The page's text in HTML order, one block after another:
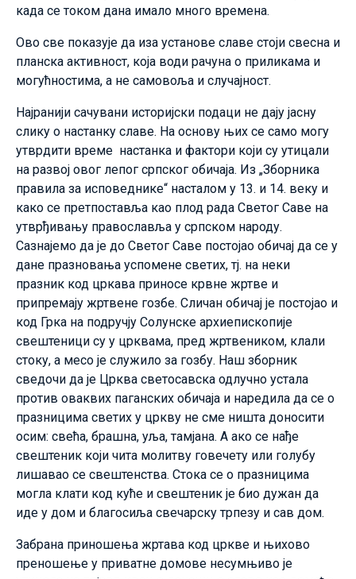
када се током дана имало много времена.
Ово све показује да иза установе славе стоји свесна и
планска активност, која води рачуна о приликама и
могућностима, а не самовоља и случајност.
Најранији сачувани историјски подаци не дају јасну
слику о настанку славе. На основу њих се само могу
утврдити време настанка и фактори који су утицали
на развој овог лепог српског обичаја. Из „Зборника
правила за исповеднике“ насталом у 13. и 14. веку и
како се претпоставља као плод рада Светог Саве на
утврђивању православља у српском народу.
Сазнајемо да је до Светог Саве постојао обичај да се у
дане празновања успомене светих, тј. на неки
празник код цркава приносе крвне жртве и
припремају жртвене гозбе. Сличан обичај је постојао и
код Грка на подручју Солунске архиепископије
свештеници су у црквама, пред жртвеником, клали
стоку, а месо је служило за гозбу. Наш зборник
сведочи да је Црква светосавска одлучно устала
против оваквих паганских обичаја и наредила да се о
празницима светих у цркву не сме ништа доносити
осим: свећа, брашна, уља, тамјана. А ако се нађе
свештеник који чита молитву говечету или голубу
лишавао се свештенства. Стока се о празницима
могла клати код куће и свештеник је био дужан да
иде у дом и благосиља свечарску трпезу и сав дом.
Забрана приношења жртава код цркве и њихово
преношење у приватне домове несумњиво је